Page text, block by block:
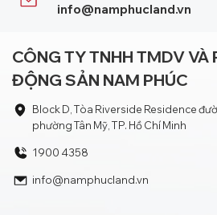
info@namphucland.vn
CÔNG TY TNHH TMDV VÀ
ĐỘNG SẢN NAM PHÚC
Block D, Tòa Riverside Residence
phường Tân Mỹ, TP. Hồ Chí Minh
1900 4358
info@namphucland.vn